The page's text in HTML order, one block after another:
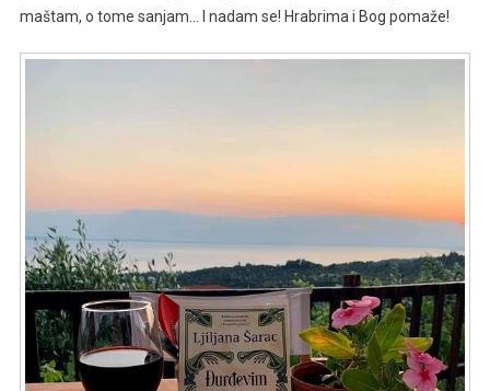
maštam, o tome sanjam… I nadam se! Hrabrima i Bog pomaže!